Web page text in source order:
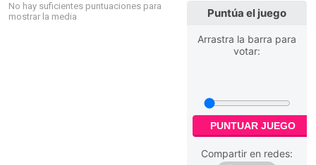
No hay suficientes puntuaciones para
mostrar la media
Puntúa el juego
Arrastra la barra para
votar:
PUNTUAR JUEGO
Compartir en redes: